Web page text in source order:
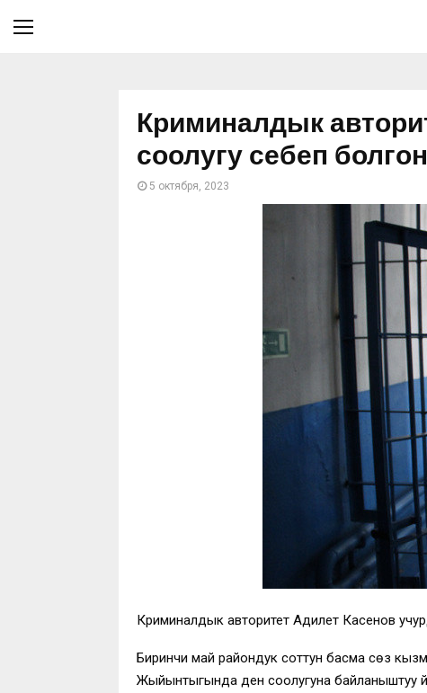
Криминалдык
соолугу себеп болгон
5 октября, 2023
Криминалдык авторитет Адилет Касенов
Биринчи май райондук соттун басма сөз
Жыйынтыгында ден соолугуна байланыштуу